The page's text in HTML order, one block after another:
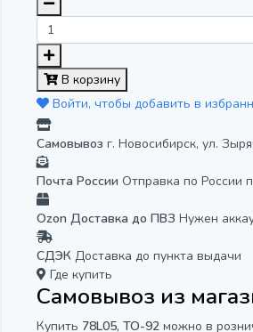
В корзину
Войти, чтобы добавить в
Самовывоз г. Новосибирск, ул.
Почта России Отправка по России
Ozon Доставка до ПВЗ Нужен
СДЭК Доставка до пункта выдачи
Где купить
Самовывоз из
Купить 78L05, TO-92 можно в